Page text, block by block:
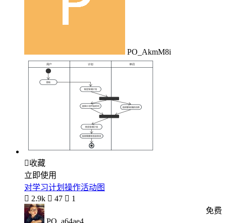
PO_AkmM8i
收藏
立即使用
对学习计划操作活动图
 2.9k  47  1
PO_a64ae4
免费